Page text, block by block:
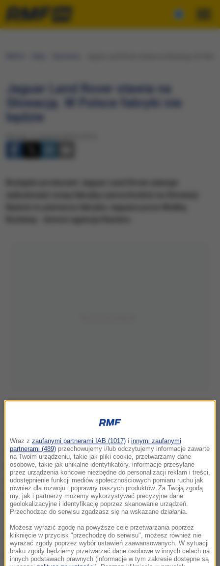
Jaguar Land Rover stawia na
Słowację. W Polsce fabryki nie
będzie
W fabryce na kontynencie europejskim rocznie ma
być produkowanych 300 tysięcy aut. Producent,
należący do indyjskiego koncernu TATA, podpisał już
list intencyjny z rządem w Bratysławie.
Tym samym z gry wypadły Polska i Węgry, brane
wcześniej pod uwagę, jako lokalizacja nowej fabryki.
Fabryka ma powstać w Nitrze na zachodzie kraju.
Wraz z zaufanymi partnerami IAB (1017) i innymi zaufanymi
partnerami (489) przechowujemy i/lub odczytujemy informacje zawarte
na Twoim urządzeniu, takie jak pliki cookie, przetwarzamy dane
osobowe, takie jak unikalne identyfikatory, informacje przesyłane
przez urządzenia końcowe niezbędne do personalizacji reklam i treści,
udostępnienie funkcji mediów społecznościowych pomiaru ruchu jak
również dla rozwoju i poprawny naszych produktów. Za Twoją zgodą
my, jak i partnerzy możemy wykorzystywać precyzyjne dane
geolokalizacyjne i identyfikację poprzez skanowanie urządzeń.
Przechodząc do serwisu zgadzasz się na wskazane działania.
Możesz wyrazić zgodę na powyższe cele przetwarzania poprzez
kliknięcie w przycisk "przechodzę do serwisu", możesz również nie
wyrażać zgody poprzez wybór ustawień zaawansowanych. W sytuacji
braku zgody będziemy przetwarzać dane osobowe w innych celach na
innych podstawach prawnych (informacje w tym zakresie dostępne są